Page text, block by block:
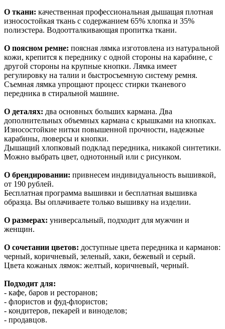
О ткани: качественная профессиональная дышащая плотная
износостойкая ткань с содержанием 65% хлопка и 35%
полиэстера. Водоотталкивающая пропитка ткани.
О поясном ремне: поясная лямка изготовлена из натуральной
кожи, крепится к переднику с одной стороны на карабине, с
другой стороны на крупные кнопки. Лямка имеет
регулировку на талии и быстросъемную систему ремня.
Съемная лямка упрощают процесс стирки тканевого
передника в стиральной машине.
О деталях: два основных больших кармана. Два
дополнительных объемных кармана с крышками на кнопках.
Износостойкие нитки повышенной прочности, надежные
карабины, люверсы и кнопки.
Дышащий хлопковый подклад передника, никакой синтетики.
Можно выбрать цвет, однотонный или с рисунком.
О брендировании: привнесем индивидуальность вышивкой,
от 190 рублей.
Бесплатная программа вышивки и бесплатная вышивка
образца. Вы оплачиваете только вышивку на изделии.
О размерах: универсальный, подходит для мужчин и
женщин.
О сочетании цветов: доступные цвета передника и карманов:
черный, коричневый, зеленый, хаки, бежевый и серый.
Цвета кожаных лямок: желтый, коричневый, черный.
Подходит для:
- кафе, баров и ресторанов;
- флористов и фуд-флористов;
- кондитеров, пекарей и виноделов;
- продавцов.